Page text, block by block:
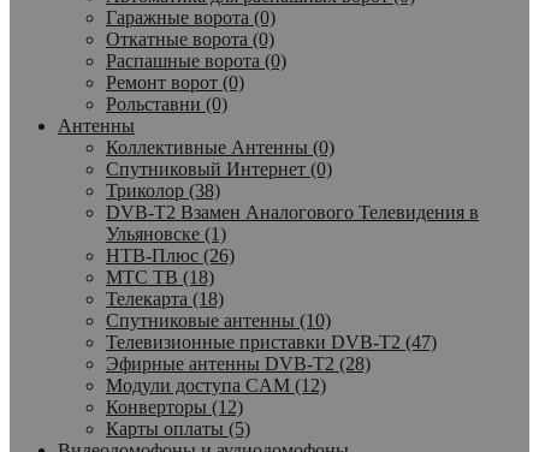
Гаражные ворота (0)
Откатные ворота (0)
Распашные ворота (0)
Ремонт ворот (0)
Рольставни (0)
Антенны
Коллективные Антенны (0)
Спутниковый Интернет (0)
Триколор (38)
DVB-T2 Взамен Аналогового Телевидения в
Ульяновске (1)
НТВ-Плюс (26)
МТС ТВ (18)
Телекарта (18)
Спутниковые антенны (10)
Телевизионные приставки DVB-T2 (47)
Эфирные антенны DVB-T2 (28)
Модули доступа CAM (12)
Конверторы (12)
Карты оплаты (5)